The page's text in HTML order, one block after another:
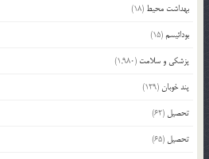
بهداشت محیط (18)
بودائیسم(15)
پزشکی و سلامت (1,980)
پند خوبان (129)
تحصیل (62)
تحصیل (65)